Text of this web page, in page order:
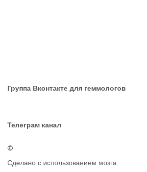
Группа Вконтакте для геммологов
Телеграм канал
©
Сделано с использованием мозга